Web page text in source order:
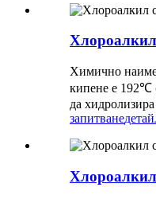
Химично
кипене е 192℃
да
запитване
Хлороалкил